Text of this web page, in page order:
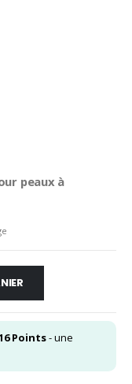
peaux à
Points- une